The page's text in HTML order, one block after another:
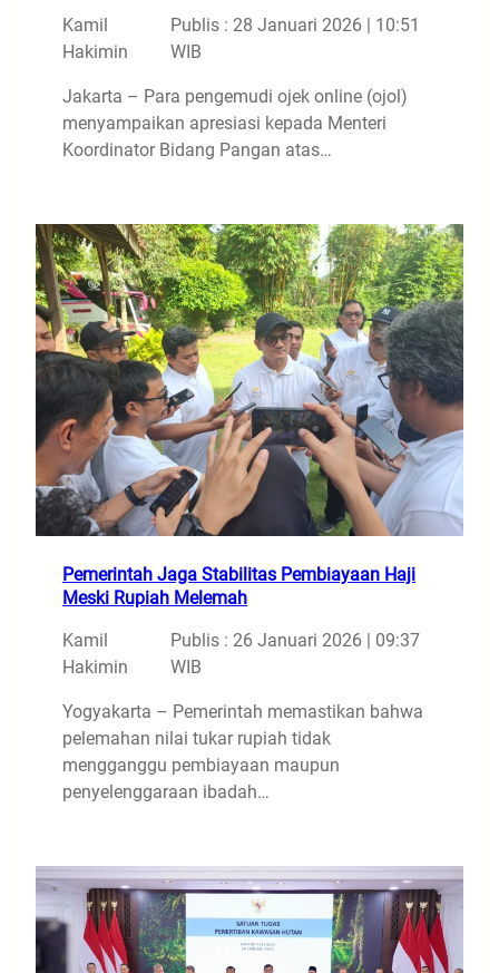
Kamil
Hakimin
Publis : 28 Januari 2026 | 10:51
WIB
Jakarta – Para pengemudi ojek online (ojol)
menyampaikan apresiasi kepada Menteri
Koordinator Bidang Pangan atas…
Pemerintah Jaga Stabilitas Pembiayaan Haji
Meski Rupiah Melemah
Kamil
Hakimin
Publis : 26 Januari 2026 | 09:37
WIB
Yogyakarta – Pemerintah memastikan bahwa
pelemahan nilai tukar rupiah tidak
mengganggu pembiayaan maupun
penyelenggaraan ibadah…